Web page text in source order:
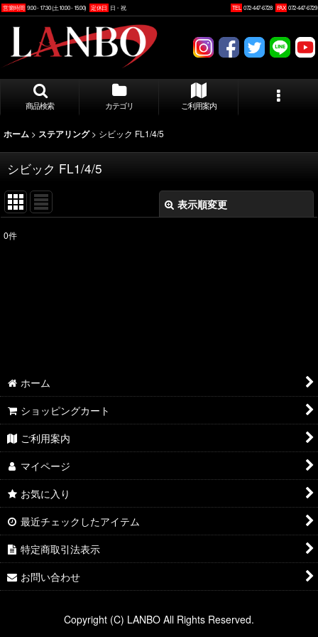
営業時間 9:00 - 17:30 (土10:00 - 15:00) 定休日 日・祝 TEL 072-447-6728 FAX 072-447-6729
商品検索 カテゴリ ご利用案内
ホーム > ステアリング > シビック FL1/4/5
シビック FL1/4/5
表示順変更
表示数
0件
ホーム
ショッピングカート
ご利用案内
マイページ
お気に入り
最近チェックしたアイテム
特定商取引法表示
お問い合わせ
Copyright (C) LANBO All Rights Reserved.